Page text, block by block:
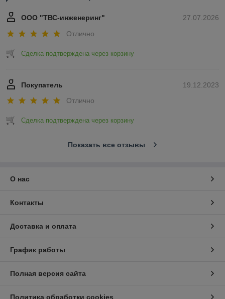
27.07.2026
ООО "ТВС-инженеринг"
Отлично
Сделка подтверждена через корзину
19.12.2023
Покупатель
Отлично
Сделка подтверждена через корзину
Показать все отзывы
О нас
Контакты
Доставка и оплата
График работы
Полная версия сайта
Политика обработки cookies